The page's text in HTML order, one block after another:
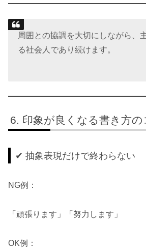
周囲との協調を大切にしながら、
る社会人であり続けます。
印象が良くなる書き方の
✔ 抽象表現だけで終わらない
NG例：
「頑張ります」「努力します」
OK例：